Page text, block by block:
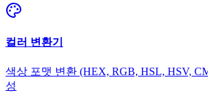
컬러 변환기
색상 포맷 변환 (HEX, RGB, HSL, HSV,
성